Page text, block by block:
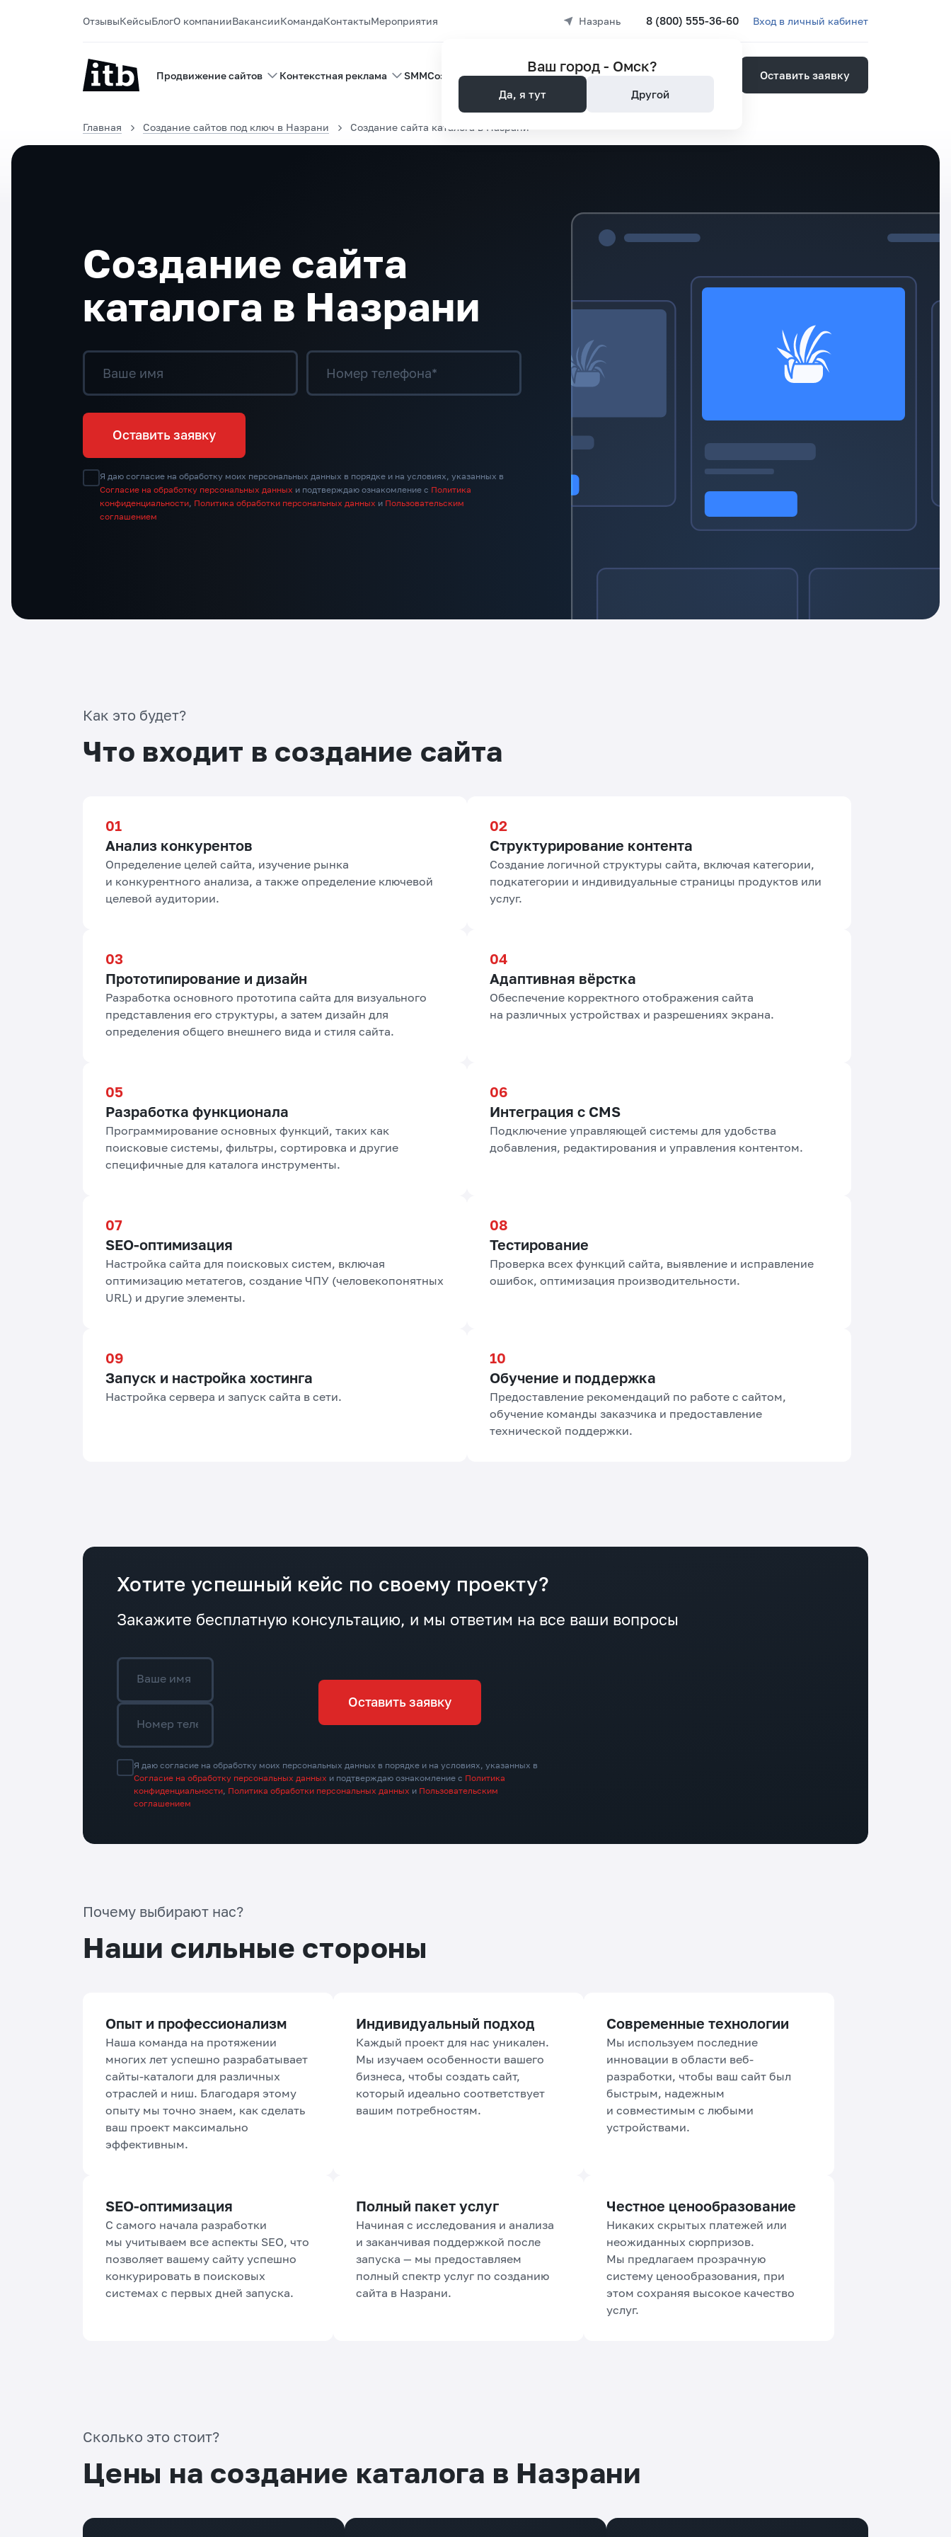
ОтзывыКейсыБлогО компанииВакансииКомандаКонтактыМероприятия Назрань 8 (800) 555-36-60 Вход в личный кабинет
Продвижение сайтов Контекстная реклама SMMСоздание сайтов Управление репутацией Оставить заявку
Главная Создание сайтов под ключ в Назрани Создание сайта каталога в Назрани
Создание сайта
каталога в Назрани
Ваше имя Номер телефона*
Оставить заявку
Я даю согласие на обработку моих персональных данных в порядке и на условиях, указанных в
Согласие на обработку персональных данных и подтверждаю ознакомление с Политика
конфиденциальности, Политика обработки персональных данных и Пользовательским
соглашением
Как это будет?
Что входит в создание сайта
Анализ конкурентов
Определение целей сайта, изучение рынка
и конкурентного анализа, а также определение ключевой
целевой аудитории.
Структурирование контента
Создание логичной структуры сайта, включая категории,
подкатегории и индивидуальные страницы продуктов или
услуг.
Прототипирование и дизайн
Разработка основного прототипа сайта для визуального
представления его структуры, а затем дизайн для
определения общего внешнего вида и стиля сайта.
Адаптивная вёрстка
Обеспечение корректного отображения сайта
на различных устройствах и разрешениях экрана.
Разработка функционала
Программирование основных функций, таких как
поисковые системы, фильтры, сортировка и другие
специфичные для каталога инструменты.
Интеграция с CMS
Подключение управляющей системы для удобства
добавления, редактирования и управления контентом.
SEO-оптимизация
Настройка сайта для поисковых систем, включая
оптимизацию метатегов, создание ЧПУ (человекопонятных
URL) и другие элементы.
Тестирование
Проверка всех функций сайта, выявление и исправление
ошибок, оптимизация производительности.
Запуск и настройка хостинга
Настройка сервера и запуск сайта в сети.
Обучение и поддержка
Предоставление рекомендаций по работе с сайтом,
обучение команды заказчика и предоставление
технической поддержки.
Хотите успешный кейс по своему проекту?
Закажите бесплатную консультацию, и мы ответим на все ваши вопросы
Ваше имя
Номер телефона*
Оставить заявку
Я даю согласие на обработку моих персональных данных в порядке и на условиях, указанных в
Согласие на обработку персональных данных и подтверждаю ознакомление с Политика
конфиденциальности, Политика обработки персональных данных и Пользовательским
соглашением
Почему выбирают нас?
Наши сильные стороны
Опыт и профессионализм
Наша команда на протяжении
многих лет успешно разрабатывает
сайты-каталоги для различных
отраслей и ниш. Благодаря этому
опыту мы точно знаем, как сделать
ваш проект максимально
эффективным.
Индивидуальный подход
Каждый проект для нас уникален.
Мы изучаем особенности вашего
бизнеса, чтобы создать сайт,
который идеально соответствует
вашим потребностям.
Современные технологии
Мы используем последние
инновации в области веб-
разработки, чтобы ваш сайт был
быстрым, надежным
и совместимым с любыми
устройствами.
SEO-оптимизация
С самого начала разработки
мы учитываем все аспекты SEO, что
позволяет вашему сайту успешно
конкурировать в поисковых
системах с первых дней запуска.
Полный пакет услуг
Начиная с исследования и анализа
и заканчивая поддержкой после
запуска — мы предоставляем
полный спектр услуг по созданию
сайта в Назрани.
Честное ценообразование
Никаких скрытых платежей или
неожиданных сюрпризов.
Мы предлагаем прозрачную
систему ценообразования, при
этом сохраняя высокое качество
услуг.
Сколько это стоит?
Цены на создание каталога в Назрани
Ваш город - Омск?
Да, я тут Другой